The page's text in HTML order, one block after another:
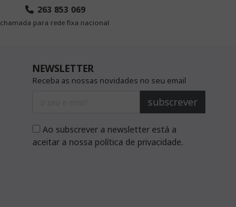
263 853 069
chamada para rede fixa nacional
NEWSLETTER
Receba as nossas novidades no seu email
subscrever
Ao subscrever a newsletter está a
aceitar a nossa política de privacidade.